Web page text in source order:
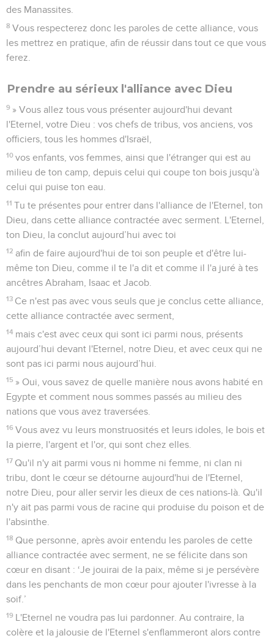
des Manassites.
8 Vous respecterez donc les paroles de cette alliance, vous
les mettrez en pratique, afin de réussir dans tout ce que vous
ferez.
Prendre au sérieux l'alliance avec Dieu
9 » Vous allez tous vous présenter aujourd'hui devant
l'Eternel, votre Dieu : vos chefs de tribus, vos anciens, vos
officiers, tous les hommes d'Israël,
10 vos enfants, vos femmes, ainsi que l'étranger qui est au
milieu de ton camp, depuis celui qui coupe ton bois jusqu'à
celui qui puise ton eau.
11 Tu te présentes pour entrer dans l'alliance de l'Eternel, ton
Dieu, dans cette alliance contractée avec serment. L'Eternel,
ton Dieu, la conclut aujourd’hui avec toi
12 afin de faire aujourd'hui de toi son peuple et d'être lui-
même ton Dieu, comme il te l'a dit et comme il l'a juré à tes
ancêtres Abraham, Isaac et Jacob.
13 Ce n'est pas avec vous seuls que je conclus cette alliance,
cette alliance contractée avec serment,
14 mais c'est avec ceux qui sont ici parmi nous, présents
aujourd’hui devant l'Eternel, notre Dieu, et avec ceux qui ne
sont pas ici parmi nous aujourd’hui.
15 » Oui, vous savez de quelle manière nous avons habité en
Egypte et comment nous sommes passés au milieu des
nations que vous avez traversées.
16 Vous avez vu leurs monstruosités et leurs idoles, le bois et
la pierre, l'argent et l'or, qui sont chez elles.
17 Qu'il n'y ait parmi vous ni homme ni femme, ni clan ni
tribu, dont le cœur se détourne aujourd'hui de l'Eternel,
notre Dieu, pour aller servir les dieux de ces nations-là. Qu'il
n'y ait pas parmi vous de racine qui produise du poison et de
l'absinthe.
18 Que personne, après avoir entendu les paroles de cette
alliance contractée avec serment, ne se félicite dans son
cœur en disant : ‘Je jouirai de la paix, même si je persévère
dans les penchants de mon cœur pour ajouter l'ivresse à la
soif.’
19 L'Eternel ne voudra pas lui pardonner. Au contraire, la
colère et la jalousie de l'Eternel s'enflammeront alors contre